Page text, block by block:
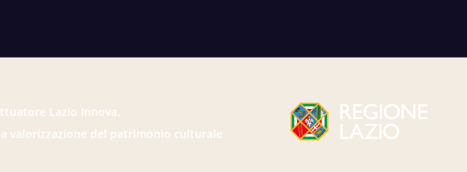
Lazio Innova.
valorizzazione del patrimonio culturale